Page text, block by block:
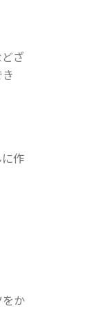
ざ
作
か